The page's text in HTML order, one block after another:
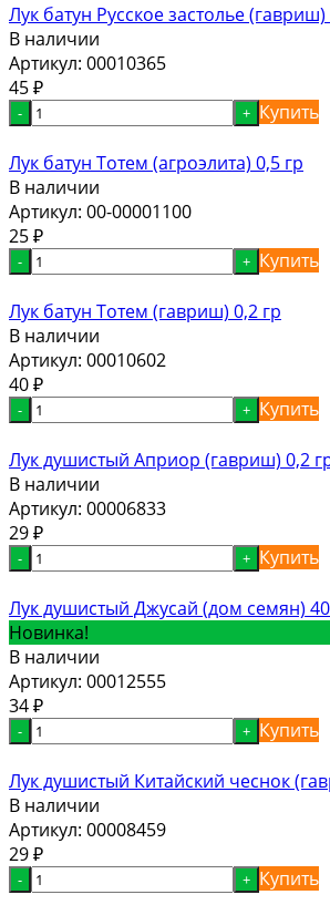
Лук батун Русское застолье (гавриш)
В наличии
Артикул: 00010365
45 ₽
- + Купить
Лук батун Тотем (агроэлита) 0,5 гр
В наличии
Артикул: 00-00001100
25 ₽
- + Купить
Лук батун Тотем (гавриш) 0,2 гр
В наличии
Артикул: 00010602
40 ₽
- + Купить
Лук душистый Априор (гавриш) 0,2
В наличии
Артикул: 00006833
29 ₽
- + Купить
Лук душистый Джусай (дом семян)
Новинка!
В наличии
Артикул: 00012555
34 ₽
- + Купить
Лук душистый Китайский чеснок
В наличии
Артикул: 00008459
29 ₽
- + Купить